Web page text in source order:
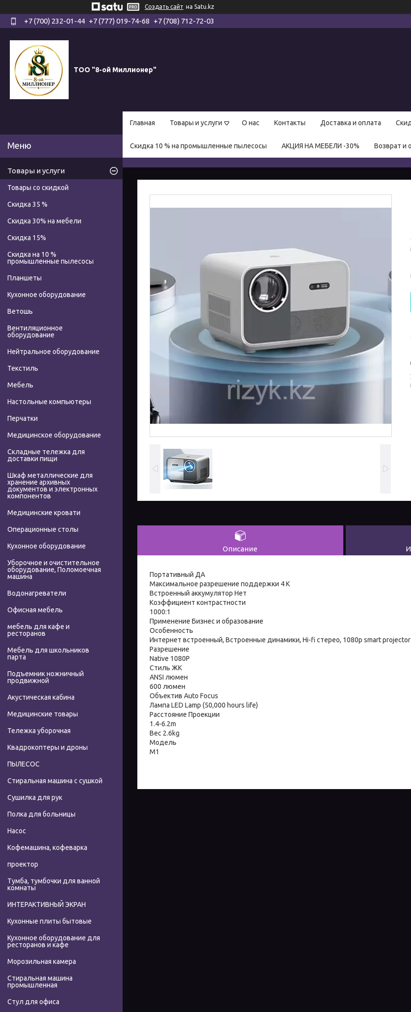
Создать сайт на Satu.kz
+7 (700) 232-01-44 +7 (777) 019-74-68 +7 (708) 712-72-03
ТОО "8-ой Миллионер"
Главная Товары и услуги О нас Контакты Доставка и оплата
Скидка 10 % на промышленные пылесосы АКЦИЯ НА МЕБЕЛИ -30% Возврат и
Описание
Портативный ДА
Максимальное разрешение поддержки 4 К
Встроенный аккумулятор Нет
Коэффициент контрастности
1000:1
Применение Бизнес и образование
Особенность
Интернет встроенный, Встроенные динамики, Hi-fi стерео, 1080p smart projector
Разрешение
Native 1080P
Стиль ЖК
ANSI люмен
600 люмен
Объектив Auto Focus
Лампа LED Lamp (50,000 hours life)
Расстояние Проекции
1.4-6.2m
Вес 2.6kg
Модель
M1
Товары и услуги
Товары со скидкой
Скидка 35 %
Скидка 30% на мебели
Скидка 15%
Скидка на 10 %
промышленные пылесосы
Планшеты
Кухонное оборудование
Ветошь
Вентиляционное
оборудование
Нейтральное оборудование
Текстиль
Мебель
Настольные компьютеры
Перчатки
Медицинское оборудование
Складные тележка для
доставки пищи
Шкаф металлические для
хранение архивных
документов и электронных
компонентов
Медицинские кровати
Операционные столы
Кухонное оборудование
Уборочное и очистительное
оборудование, Поломоечная
машина
Водонагреватели
Офисная мебель
мебель для кафе и
ресторанов
Мебель для школьников
парта
Подъемник ножничный
продвижной
Акустическая кабина
Медицинские товары
Тележка уборочная
Квадрокоптеры и дроны
ПЫЛЕСОС
Стиральная машина с сушкой
Сушилка для рук
Полка для больницы
Насос
Кофемашина, кофеварка
проектор
Тумба, тумбочки для ванной
комнаты
ИНТЕРАКТИВНЫЙ ЭКРАН
Кухонные плиты бытовые
Кухонное оборудование для
ресторанов и кафе
Морозильная камера
Стиральная машина
промышленная
Стул для офиса